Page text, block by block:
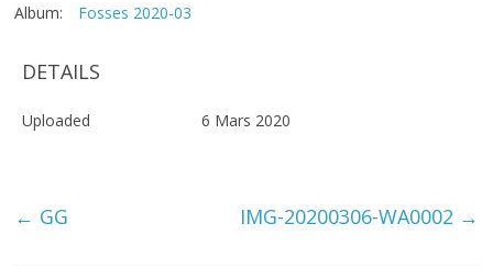
Album: Fosses 2020-03
DETAILS
Uploaded 6 Mars 2020
← GG IMG-20200306-WA0002 →